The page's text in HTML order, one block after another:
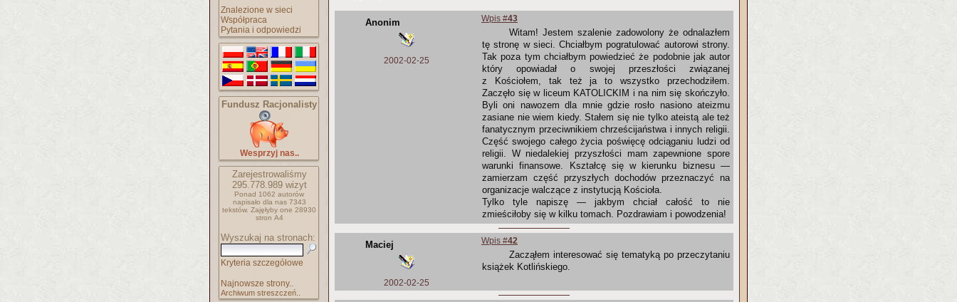
Znalezione w sieci
Współpraca
Pytania i odpowiedzi
Fundusz Racjonalisty
Wesprzyj nas..
Zarejestrowaliśmy
295.778.989wizyt
Ponad 1062 autorów
napisało dla nas 7343
tekstów. Zajęłyby one 28930
stron A4
Wyszukaj na stronach:
Kryteria szczegółowe
Najnowsze strony..
Archiwum streszczeń..
Anonim
2002-02-25
Wpis #43
Witam! Jestem szalenie zadowolony że odnalazłem
tę stronę w sieci. Chciałbym pogratulować autorowi strony.
Tak poza tym chciałbym powiedzieć że podobnie jak autor
który opowiadał o swojej przeszłości związanej
z Kościołem, tak też ja to wszystko przechodziłem.
Zaczęło się w liceum KATOLICKIM i na nim się skończyło.
Byli oni nawozem dla mnie gdzie rosło nasiono ateizmu
zasiane nie wiem kiedy. Stałem się nie tylko ateistą ale też
fanatycznym przeciwnikiem chrześcijaństwa i innych religii.
Część swojego całego życia poświęcę odciąganiu ludzi od
religii. W niedalekiej przyszłości mam zapewnione spore
warunki finansowe. Kształcę się w kierunku biznesu —
zamierzam część przyszłych dochodów przeznaczyć na
organizacje walczące z instytucją Kościoła.
Tylko tyle napiszę — jakbym chciał całość to nie
zmieściłoby się w kilku tomach. Pozdrawiam i powodzenia!
Maciej
2002-02-25
Wpis #42
Zacząłem interesować się tematyką po przeczytaniu
książek Kotlińskiego.